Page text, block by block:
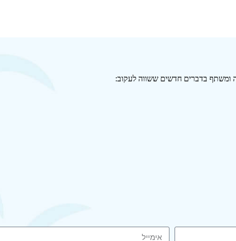
ומשתף בדברים חדשים ששווה לעקוב: